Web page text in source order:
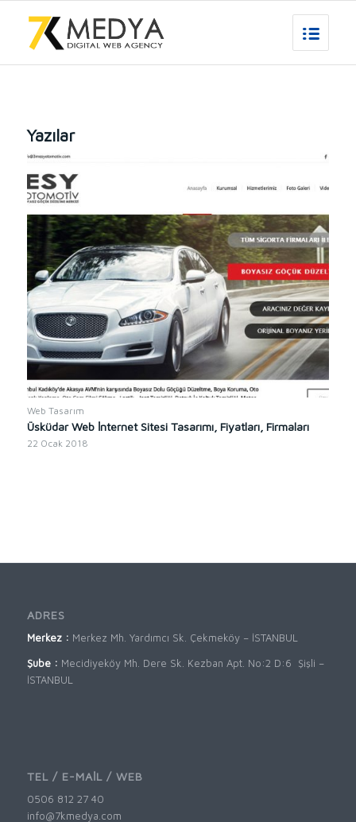
Yazılar
Web Tasarım
Üsküdar Web İnternet Sitesi Tasarımı, Fiyatları, Firmaları
22 Ocak 2018
ADRES
Merkez : Merkez Mh. Yardımcı Sk. Çekmeköy – İSTANBUL
Şube : Mecidiyeköy Mh. Dere Sk. Kezban Apt. No:2 D:6 Şişli –
İSTANBUL
TEL / E-MAİL / WEB
0506 812 27 40
info@7kmedya.com